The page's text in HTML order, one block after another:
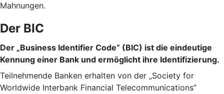
Mahnungen.
Der BIC
Der „Business Identifier Code“ (BIC) ist die eindeutige
Kennung einer Bank und ermöglicht ihre Identifizierung.
Teilnehmende Banken erhalten von der „Society for
Worldwide Interbank Financial Telecommunications”